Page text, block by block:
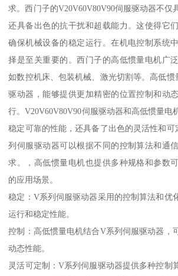
求。西门子的V20V60V80V90伺服驱动器不仅
还具备出色的抗干扰和超载能力。这使得它
确保机械设备的稳定运行。在机电控制系统
择是至关重要的。西门子的高低惯量电机广
如数控机床、包装机械、激光切割等。高低
驱动器，能够提供更加精密的位置控制和动
行。V20V60V80V90伺服驱动器和高低惯量电
稳定可靠的性能，还具备了出色的灵活性和
列伺服驱动器可以根据不同的控制算法和通
求。，高低惯量电机也提供多种规格和参数
的应用场景。
稳定：V系列伺服驱动器采用的控制算法和优
运行和稳定性能。
控制：高低惯量电机结合V系列伺服驱动器，
动态性能。
灵活可定制：V系列伺服驱动器提供多种控制